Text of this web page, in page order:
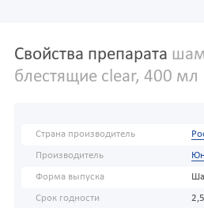
Свойства препарата
блестящие clear, 400 мл
Страна производитель
Производитель
Форма выпуска
Срок годности